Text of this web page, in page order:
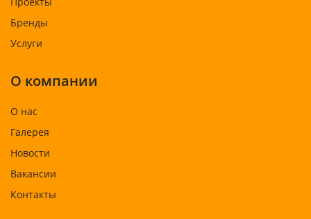
Бренды
Услуги
О компании
О нас
Галерея
Новости
Вакансии
Контакты